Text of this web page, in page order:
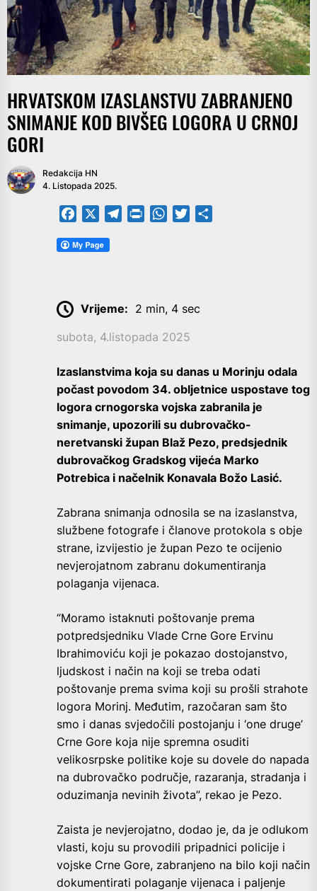
HRVATSKOM IZASLANSTVU ZABRANJENO
SNIMANJE KOD BIVŠEG LOGORA U CRNOJ
GORI
Redakcija HN
4. Listopada 2025.
Facebook TelegramPrintFriendly
WhatsApp
Twitter
Vrijeme: 2 min, 4 sec
subota, 4.listopada 2025
Izaslanstvima koja su danas u Morinju odala
počast povodom 34. obljetnice uspostave tog
logora crnogorska vojska zabranila je
snimanje, upozorili su dubrovačko-
neretvanski župan Blaž Pezo, predsjednik
dubrovačkog Gradskog vijeća Marko
Potrebica i načelnik Konavala Božo Lasić.
Zabrana snimanja odnosila se na izaslanstva,
službene fotografe i članove protokola s obje
strane, izvijestio je župan Pezo te ocijenio
nevjerojatnom zabranu dokumentiranja
polaganja vijenaca.
“Moramo istaknuti poštovanje prema
potpredsjedniku Vlade Crne Gore Ervinu
Ibrahimoviću koji je pokazao dostojanstvo,
ljudskost i način na koji se treba odati
poštovanje prema svima koji su prošli strahote
logora Morinj. Međutim, razočaran sam što
smo i danas svjedočili postojanju i ‘one druge’
Crne Gore koja nije spremna osuditi
velikosrpske politike koje su dovele do napada
na dubrovačko područje, razaranja, stradanja i
oduzimanja nevinih života”, rekao je Pezo.
Zaista je nevjerojatno, dodao je, da je odlukom
vlasti, koju su provodili pripadnici policije i
vojske Crne Gore, zabranjeno na bilo koji način
dokumentirati polaganje vijenaca i paljenje